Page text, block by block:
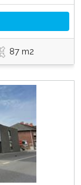
87 m2